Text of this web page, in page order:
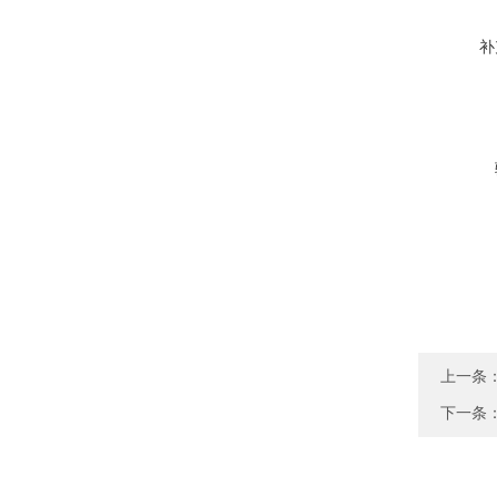
补
上一条：
下一条：